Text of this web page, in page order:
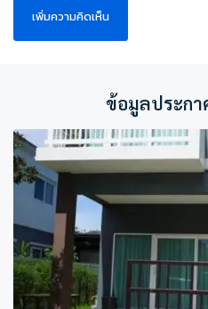
ข้อมูลประกา